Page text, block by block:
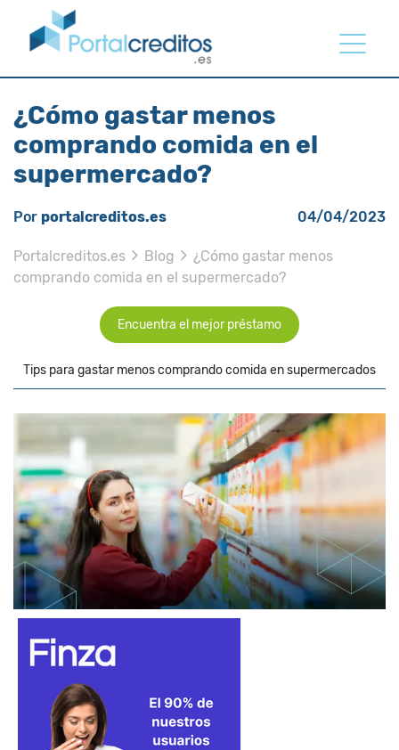
¿Cómo gastar menos
comprando comida en el
supermercado?
Por portalcreditos.es 04/04/2023
Portalcreditos.es Blog
¿Cómo gastar menos
comprando comida en el supermercado?
Encuentra el mejor préstamo
Tips para gastar menos comprando comida en supermercados